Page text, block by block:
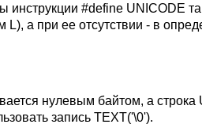
инструкции #define UNICODE
L), а при ее отсутствии - в
нулевым байтом, а
запись TEXT('\0').